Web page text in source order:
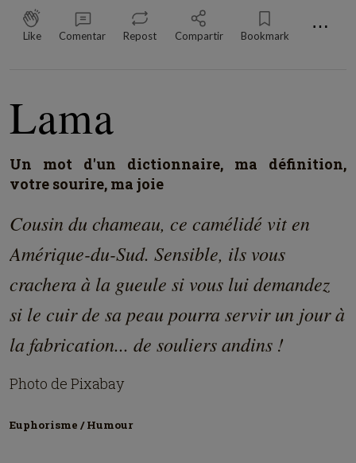
Like Comentar Repost Compartir Bookmark ⋯
Lama
Un mot d'un dictionnaire, ma définition,
votre sourire, ma joie
Cousin du chameau, ce camélidé vit en
Amérique-du-Sud. Sensible, ils vous
crachera à la gueule si vous lui demandez
si le cuir de sa peau pourra servir un jour à
la fabrication... de souliers andins !
Photo de Pixabay
Euphorisme / Humour